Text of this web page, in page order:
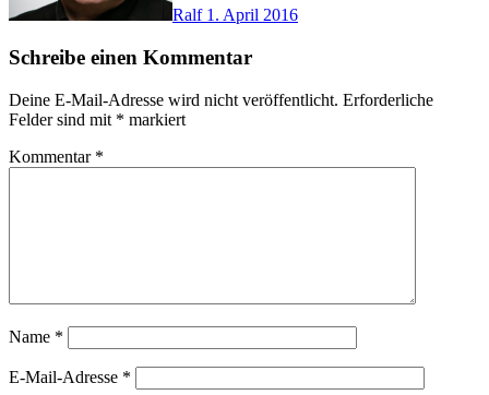
Ralf 1. April 2016
Schreibe einen Kommentar
Deine E-Mail-Adresse wird nicht veröffentlicht. Erforderliche
Felder sind mit * markiert
Kommentar *
Name *
E-Mail-Adresse *